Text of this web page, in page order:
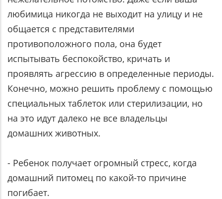
любимица никогда не выходит на улицу и не
общается с представителями
противоположного пола, она будет
испытывать беспокойство, кричать и
проявлять агрессию в определенные периоды.
Конечно, можно решить проблему с помощью
специальных таблеток или стерилизации, но
на это идут далеко не все владельцы
домашних животных.
- Ребенок получает огромный стресс, когда
домашний питомец по какой-то причине
погибает.